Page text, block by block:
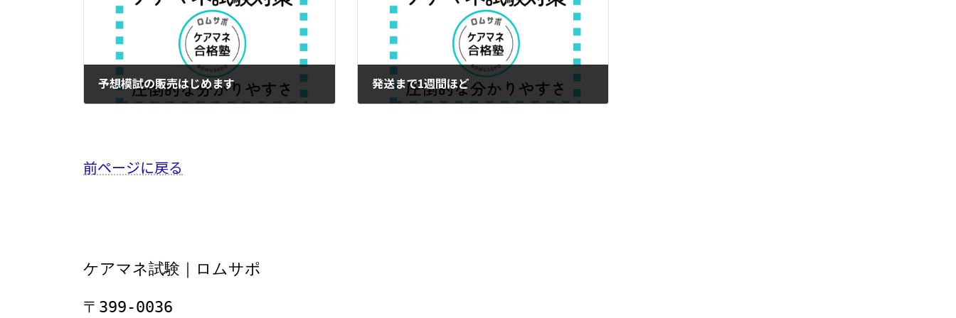
予想模試の販売はじめます
2024年6月21日
発送まで1週間ほど
2024年6月23日
前ページに戻る
ケアマネ試験｜ロムサポ
〒399-0036